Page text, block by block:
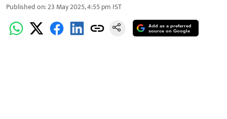
Published on:23 May 2025, 4:55 pm IST
Add as a preferred
source on Google